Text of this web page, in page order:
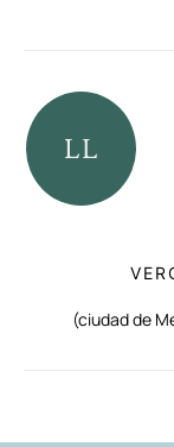
(ciudad de